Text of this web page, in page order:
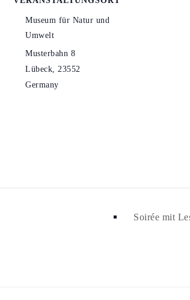
Museum für Natur und
Umwelt
Musterbahn 8
Lübeck, 23552
Germany
Soirée mit